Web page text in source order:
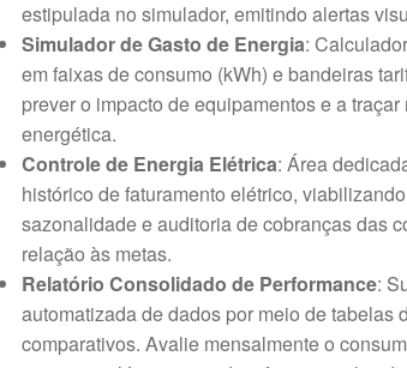
estipulada no simulador, emitindo alertas
Simulador de Gasto de Energia:
em faixas de consumo (kWh) e bandeiras
prever o impacto de equipamentos e a
energética.
Controle de Energia Elétrica: Área
histórico de faturamento elétrico,
sazonalidade e auditoria de cobranças das
relação às metas.
Relatório Consolidado de Performance:
automatizada de dados por meio de tabelas
comparativos. Avalie mensalmente o